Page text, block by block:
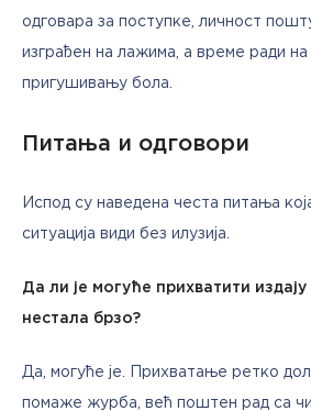
одговара за поступке, личност
изграђен на лажима, а време ради
пригушивању бола.
Питања и одговори
Испод су наведена честа питања
ситуација види без илузија.
Да ли је могуће прихватити издају
нестала брзо?
Да, могуће је. Прихватање ретко
помаже журба, већ поштен рад са